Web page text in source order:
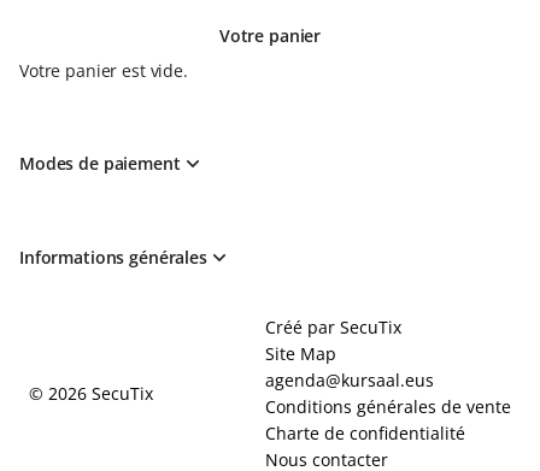
Votre panier
Votre panier est vide.
Modes de paiement
Informations générales
© 2026 SecuTix
Créé par SecuTix
Site Map
agenda@kursaal.eus
Conditions générales de vente
Charte de confidentialité
Nous contacter